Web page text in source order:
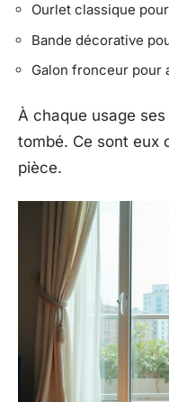
Ourlet classique
Bande décorative
Galon fronceur pour
À chaque usage
tombé. Ce sont eux
pièce.